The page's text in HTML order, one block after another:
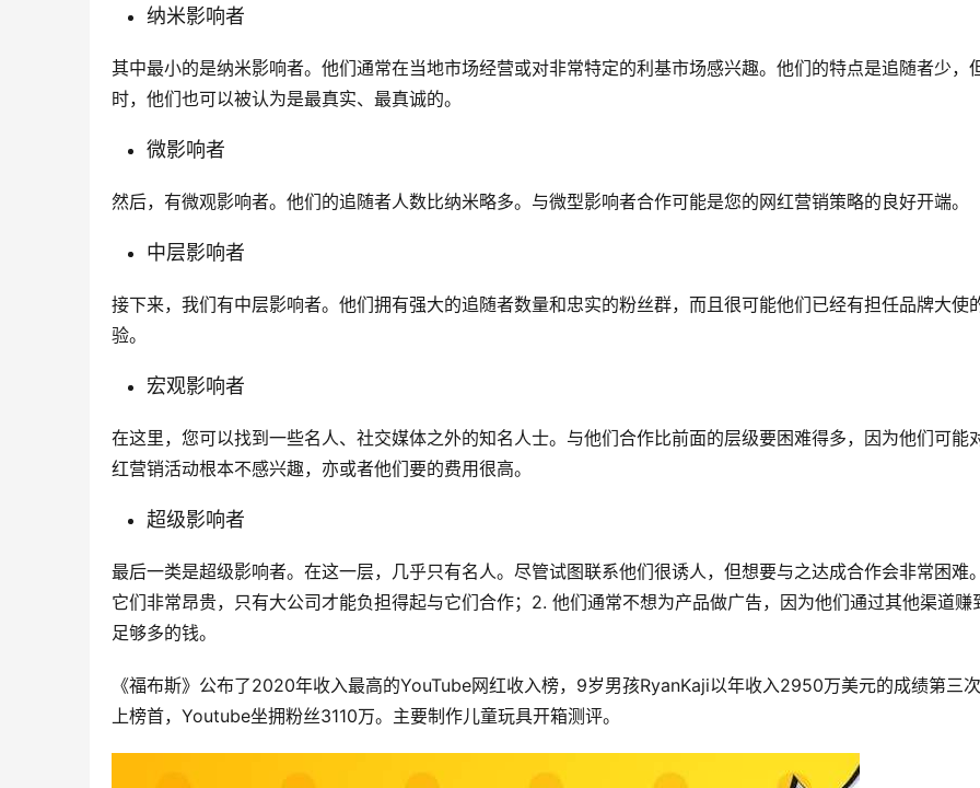
纳米影响者
其中最小的是纳米影响者。他们通常在当地市场经营或对非常特定的利基市场感兴趣。他们的特点是追随者少，
时，他们也可以被认为是最真实、最真诚的。
微影响者
然后，有微观影响者。他们的追随者人数比纳米略多。与微型影响者合作可能是您的网红营销策略的良好开端。
中层影响者
接下来，我们有中层影响者。他们拥有强大的追随者数量和忠实的粉丝群，而且很可能他们已经有担任品牌大使
验。
宏观影响者
在这里，您可以找到一些名人、社交媒体之外的知名人士。与他们合作比前面的层级要困难得多，因为他们可能
红营销活动根本不感兴趣，亦或者他们要的费用很高。
超级影响者
最后一类是超级影响者。在这一层，几乎只有名人。尽管试图联系他们很诱人，但想要与之达成合作会非常困难
它们非常昂贵，只有大公司才能负担得起与它们合作；2. 他们通常不想为产品做广告，因为他们通过其他渠道赚
足够多的钱。
《福布斯》公布了2020年收入最高的YouTube网红收入榜，9岁男孩RyanKaji以年收入2950万美元的成绩第三
上榜首，Youtube坐拥粉丝3110万。主要制作儿童玩具开箱测评。